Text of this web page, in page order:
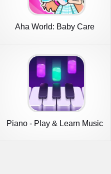
Aha World: Baby Care
Piano - Play & Learn Music